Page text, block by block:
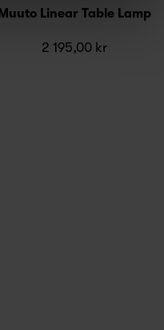
Muuto Linear Table Lamp
2 195,00 kr